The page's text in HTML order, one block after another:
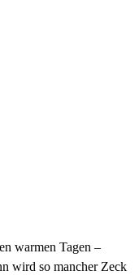
warmen Tagen –
wird so mancher Zeck